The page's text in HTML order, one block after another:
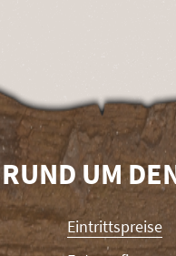
UM
Eintrittspreise